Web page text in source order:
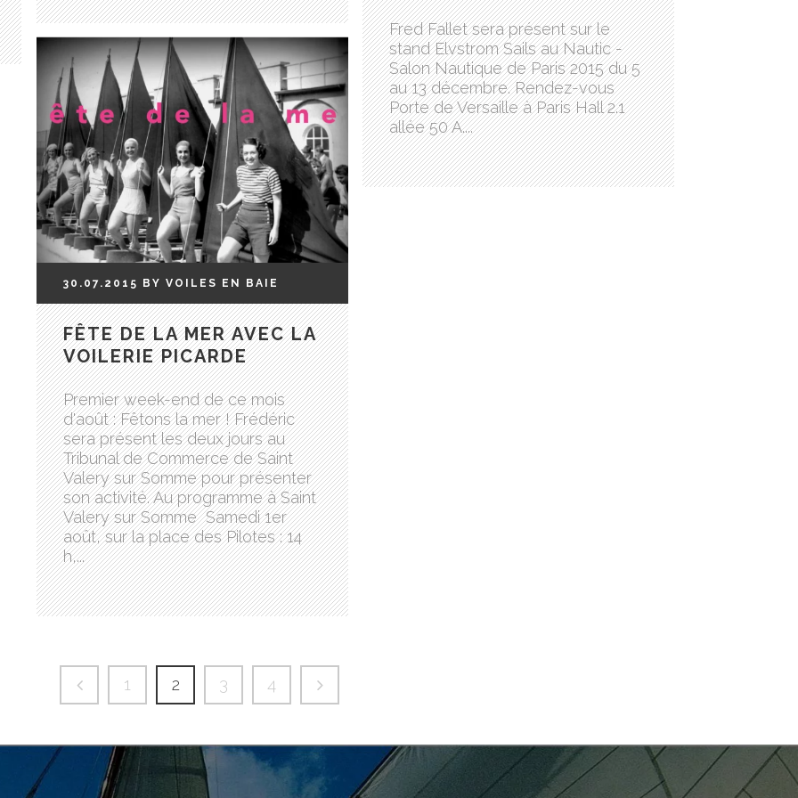
Fred Fallet sera présent sur le
stand Elvstrom Sails au Nautic -
Salon Nautique de Paris 2015 du 5
au 13 décembre. Rendez-vous
Porte de Versaille à Paris Hall 2.1
allée 50 A....
30.07.2015 BY VOILES EN BAIE
FÊTE DE LA MER AVEC LA
VOILERIE PICARDE
Premier week-end de ce mois
d'août : Fêtons la mer ! Frédéric
sera présent les deux jours au
Tribunal de Commerce de Saint
Valery sur Somme pour présenter
son activité. Au programme à Saint
Valery sur Somme Samedi 1er
août, sur la place des Pilotes : 14
h,...
1 2 3 4